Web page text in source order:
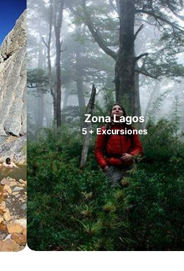
Zona Lagos
5+Excursiones